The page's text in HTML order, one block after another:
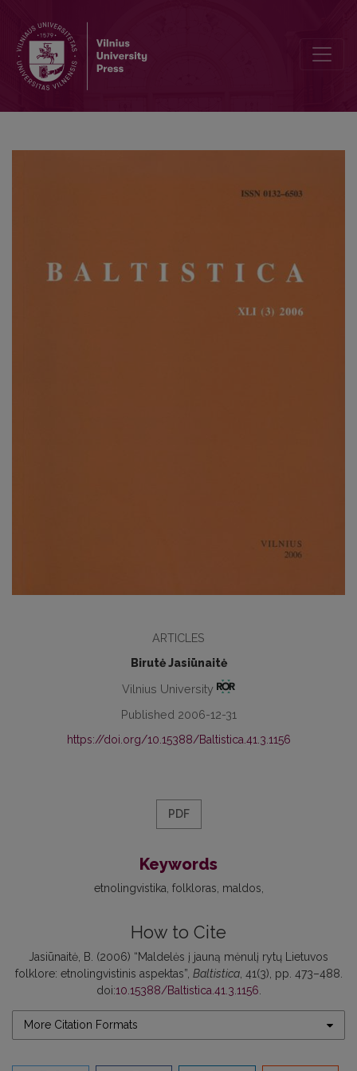
ARTICLES
Birutė Jasiūnaitė
Vilnius University
Published 2006-12-31
https://doi.org/10.15388/Baltistica.41.3.1156
PDF
Keywords
etnolingvistika folkloras maldos
How to Cite
Jasiūnaitė, B. (2006) “Maldelės į jauną mėnulį rytų Lietuvos
folklore: etnolingvistinis aspektas”, Baltistica, 41(3), pp. 473–488.
doi:10.15388/Baltistica.41.3.1156
More Citation Formats